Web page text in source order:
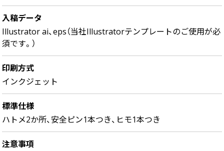
入稿データ
Illustrator ai、eps（当社Illustratorテンプレートのご使用が必
須です。）
印刷方式
インクジェット
標準仕様
ハトメ2か所、安全ピン1本つき、ヒモ1本つき
注意事項
データ
梱包・包装